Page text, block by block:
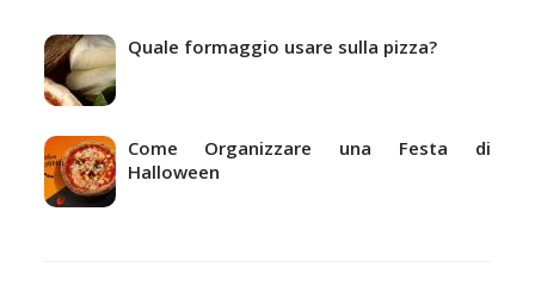
Quale formaggio usare sulla pizza?
Come Organizzare una Festa di
Halloween